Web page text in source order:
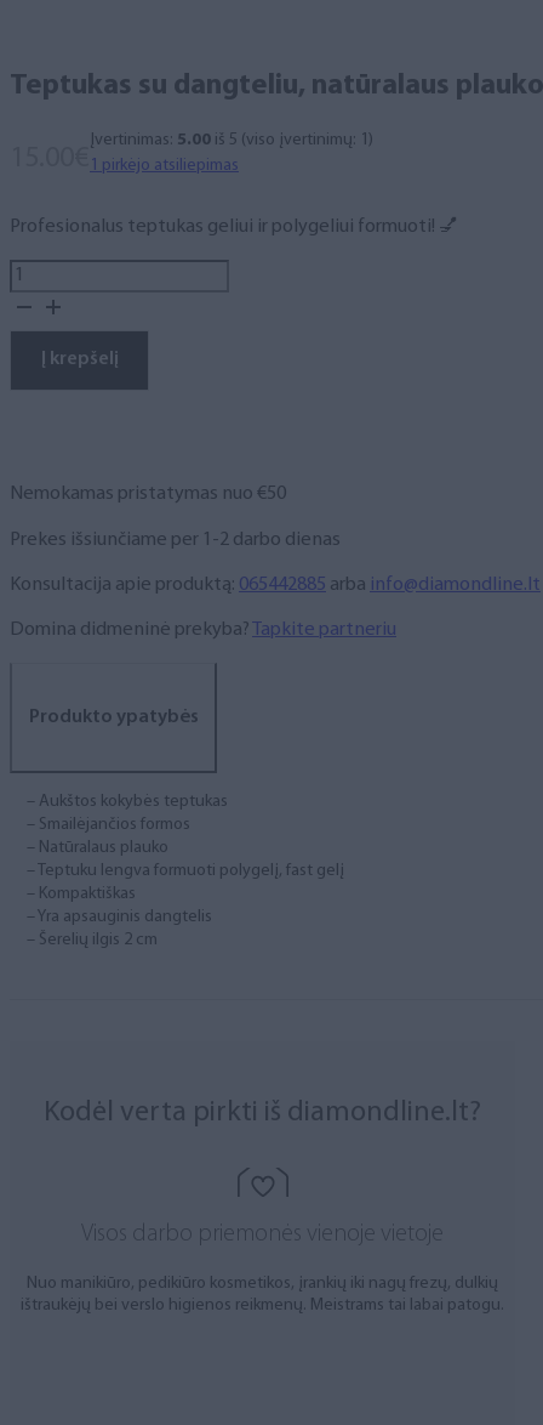
Teptukas su dangteliu, natūralaus
Įvertinimas: 5.00 iš 5 (viso įvertinimų: 1 )
1 pirkėjo atsiliepimas
Profesionalus teptukas geliui ir polygeliui formuoti! 💅
produkto
kiekis:
dangteliu,
geliui,
Nr.
6
Į krepšelį
Nemokamas pristatymas nuo €50
Prekes išsiunčiame per 1-2 darbo dienas
Konsultacija apie produktą: 065442885 arba info@diamondline.lt
Domina didmeninė prekyba? Tapkite partneriu
Produkto ypatybės
– Aukštos kokybės teptukas
– Smailėjančios formos
– Natūralaus plauko
– Teptuku lengva formuoti polygelį, fast gelį
– Kompaktiškas
– Yra apsauginis dangtelis
– Šerelių ilgis 2 cm
Kodėl verta pirkti iš diamondline.lt?
Visos darbo priemonės vienoje vietoje
Nuo manikiūro, pedikiūro kosmetikos, įrankių iki nagų frezų, dulkių
ištraukėjų bei verslo higienos reikmenų. Meistrams tai labai patogu.